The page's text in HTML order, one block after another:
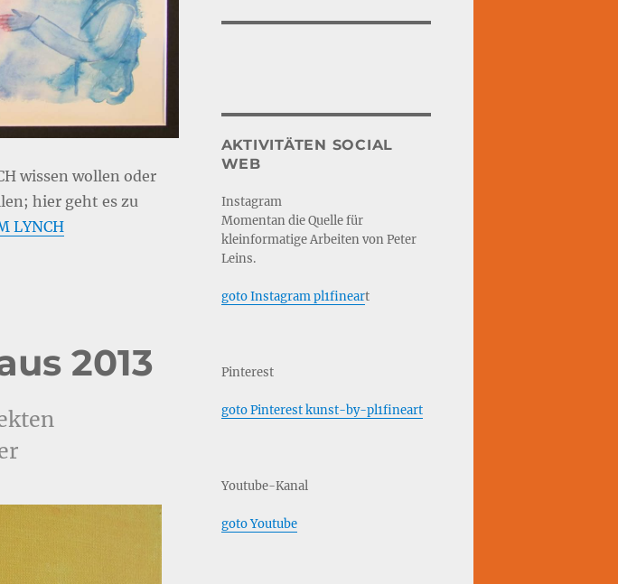
wissen wollen oder
hier geht es zu
LYNCH
2013
AKTIVITÄTEN SOCIAL
WEB
Instagram
Momentan die Quelle für
kleinformatige Arbeiten von Peter
Leins.
goto Instagram pl1fineart
Pinterest
goto Pinterest kunst-by-pl1fineart
Youtube-Kanal
goto Youtube